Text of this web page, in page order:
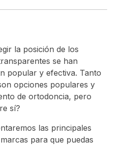
la posición de los
se han
popular y efectiva. Tanto
opciones populares y
de ortodoncia, pero
sí?
las principales
para que puedas